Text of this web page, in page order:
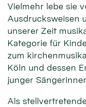
Vielmehr lebe sie
Ausdrucksweisen
unserer Zeit
Kategorie für
zum
Köln und dessen
junger
Als